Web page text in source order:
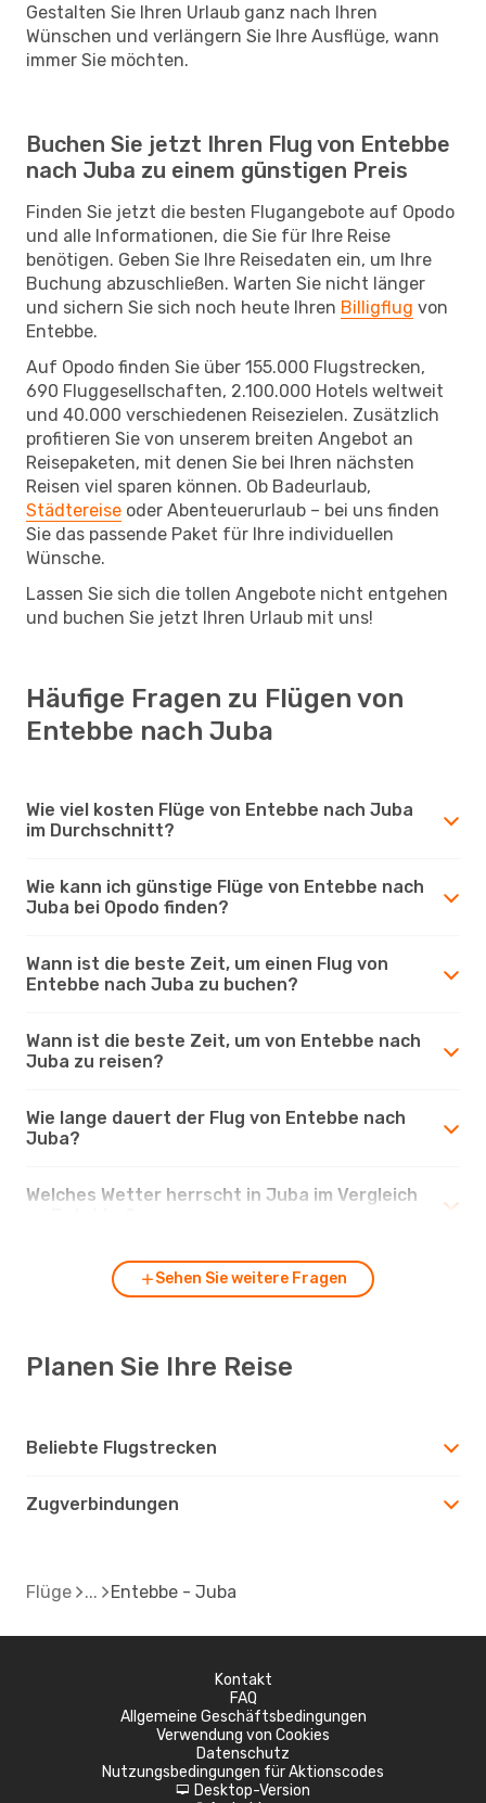
Gestalten Sie Ihren Urlaub ganz nach Ihren
Wünschen und verlängern Sie Ihre Ausflüge, wann
immer Sie möchten.
Buchen Sie jetzt Ihren Flug von Entebbe
nach Juba zu einem günstigen Preis
Finden Sie jetzt die besten Flugangebote auf Opodo
und alle Informationen, die Sie für Ihre Reise
benötigen. Geben Sie Ihre Reisedaten ein, um Ihre
Buchung abzuschließen. Warten Sie nicht länger
und sichern Sie sich noch heute Ihren Billigflug von
Entebbe.
Auf Opodo finden Sie über 155.000 Flugstrecken,
690 Fluggesellschaften, 2.100.000 Hotels weltweit
und 40.000 verschiedenen Reisezielen. Zusätzlich
profitieren Sie von unserem breiten Angebot an
Reisepaketen, mit denen Sie bei Ihren nächsten
Reisen viel sparen können. Ob Badeurlaub,
Städtereise oder Abenteuerurlaub – bei uns finden
Sie das passende Paket für Ihre individuellen
Wünsche.
Lassen Sie sich die tollen Angebote nicht entgehen
und buchen Sie jetzt Ihren Urlaub mit uns!
Häufige Fragen zu Flügen von
Entebbe nach Juba
Wie viel kosten Flüge von Entebbe nach Juba
im Durchschnitt?
Wie kann ich günstige Flüge von Entebbe nach
Juba bei Opodo finden?
Wann ist die beste Zeit, um einen Flug von
Entebbe nach Juba zu buchen?
Wann ist die beste Zeit, um von Entebbe nach
Juba zu reisen?
Wie lange dauert der Flug von Entebbe nach
Juba?
Welches Wetter herrscht in Juba im Vergleich
Sehen Sie weitere Fragen
Planen Sie Ihre Reise
Beliebte Flugstrecken
Zugverbindungen
Flüge Entebbe - Juba
Kontakt
FAQ
Allgemeine Geschäftsbedingungen
Verwendung von Cookies
Datenschutz
Nutzungsbedingungen für Aktionscodes
d Desktop-Version